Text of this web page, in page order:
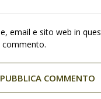
email e sito web in
commento.